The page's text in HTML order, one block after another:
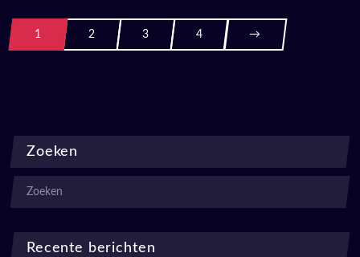
1 2 3 4 →
Zoeken
Recente berichten